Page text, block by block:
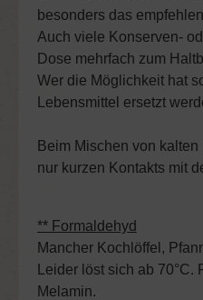
besonders das
Auch viele Konserven-
Dose mehrfach zum
Wer die Möglichkeit hat
Lebensmittel ersetzt
Beim Mischen von
nur kurzen Kontakts mit
** Formaldehyd
Mancher Kochlöffel,
Leider löst sich ab
Melamin.